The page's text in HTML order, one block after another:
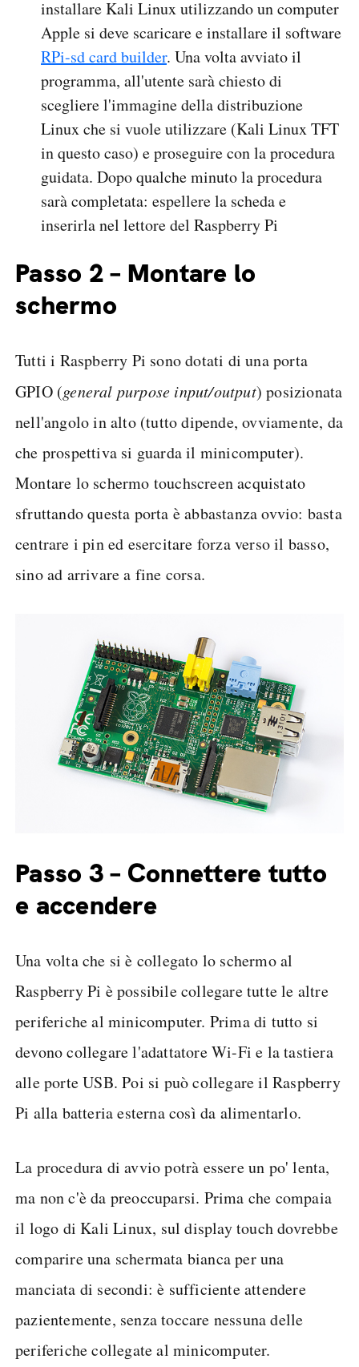
installare Kali Linux utilizzando un computer
Apple si deve scaricare e installare il software
RPi-sd card builder. Una volta avviato il
programma, all'utente sarà chiesto di
scegliere l'immagine della distribuzione
Linux che si vuole utilizzare (Kali Linux TFT
in questo caso) e proseguire con la procedura
guidata. Dopo qualche minuto la procedura
sarà completata: espellere la scheda e
inserirla nel lettore del Raspberry Pi
Passo 2 – Montare lo
schermo
Tutti i Raspberry Pi sono dotati di una porta
GPIO (general purpose input/output) posizionata
nell'angolo in alto (tutto dipende, ovviamente, da
che prospettiva si guarda il minicomputer).
Montare lo schermo touchscreen acquistato
sfruttando questa porta è abbastanza ovvio: basta
centrare i pin ed esercitare forza verso il basso,
sino ad arrivare a fine corsa.
Passo 3 – Connettere tutto
e accendere
Una volta che si è collegato lo schermo al
Raspberry Pi è possibile collegare tutte le altre
periferiche al minicomputer. Prima di tutto si
devono collegare l'adattatore Wi-Fi e la tastiera
alle porte USB. Poi si può collegare il Raspberry
Pi alla batteria esterna così da alimentarlo.
La procedura di avvio potrà essere un po' lenta,
ma non c'è da preoccuparsi. Prima che compaia
il logo di Kali Linux, sul display touch dovrebbe
comparire una schermata bianca per una
manciata di secondi: è sufficiente attendere
pazientemente, senza toccare nessuna delle
periferiche collegate al minicomputer.